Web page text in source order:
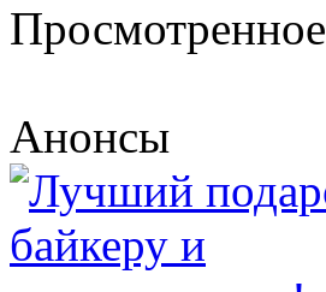
Просмотренное
Анонсы